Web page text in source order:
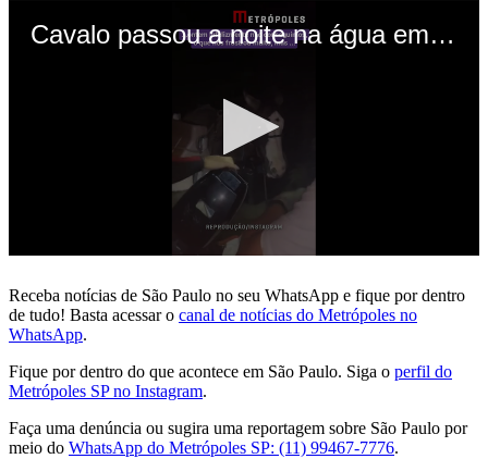
Receba notícias de São Paulo no seu WhatsApp e fique por dentro
de tudo! Basta acessar o canal de notícias do Metrópoles no
WhatsApp.
Fique por dentro do que acontece em São Paulo. Siga o perfil do
Metrópoles SP no Instagram.
Faça uma denúncia ou sugira uma reportagem sobre São Paulo por
meio do WhatsApp do Metrópoles SP: (11) 99467-7776.